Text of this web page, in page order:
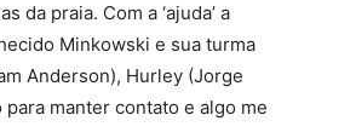
da praia. Com a ‘ajuda’ a
Minkowski e sua turma
Anderson), Hurley (Jorge
manter contato e algo me